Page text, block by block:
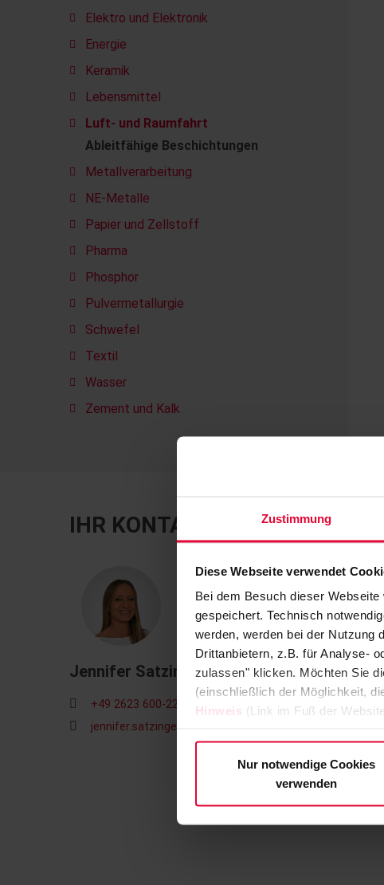
Zustimmung
Diese Webseite verwendet
Bei dem Besuch dieser
gespeichert. Technisch
werden, werden bei der Nutzung
Drittanbietern, z.B. für Analyse-
zulassen" klicken. Möchten Sie
(einschließlich der Möglichkeit,
Hinweis (Link im Fuß der
Nur notwendige Cookies
verwenden
Elektro und Elektronik
Energie
Keramik
Lebensmittel
Luft- und Raumfahrt
Ableitfähige Beschichtungen
Metallverarbeitung
NE-Metalle
Papier und Zellstoff
Pharma
Phosphor
Pulvermetallurgie
Schwefel
Textil
Wasser
Zement und Kalk
IHR KONTAKT
Jennifer Satzinger
+49 2623 600-229
jennifer.satzinger@steuler.de